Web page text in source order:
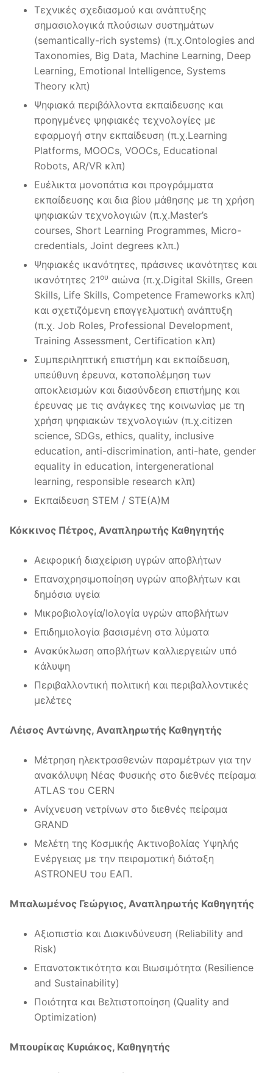
Τεχνικές σχεδιασμού και ανάπτυξης
σημασιολογικά πλούσιων συστημάτων
(semantically-rich systems) (π.χ.Ontologies and
Taxonomies, Big Data, Machine Learning, Deep
Learning, Emotional Intelligence, Systems
Theory κλπ)
Ψηφιακά περιβάλλοντα εκπαίδευσης και
προηγμένες ψηφιακές τεχνολογίες με
εφαρμογή στην εκπαίδευση (π.χ.Learning
Platforms, MOOCs, VOOCs, Educational
Robots, AR/VR κλπ)
Ευέλικτα μονοπάτια και προγράμματα
εκπαίδευσης και δια βίου μάθησης με τη χρήση
ψηφιακών τεχνολογιών (π.χ.Master’s
courses, Short Learning Programmes, Micro-
credentials, Joint degrees κλπ.)
Ψηφιακές ικανότητες, πράσινες ικανότητες και
ικανότητες 21ου αιώνα (π.χ.Digital Skills, Green
Skills, Life Skills, Competence Frameworks κλπ)
και σχετιζόμενη επαγγελματική ανάπτυξη
(π.χ. Job Roles, Professional Development,
Training Assessment, Certification κλπ)
Συμπεριληπτική επιστήμη και εκπαίδευση,
υπεύθυνη έρευνα, καταπολέμηση των
αποκλεισμών και διασύνδεση επιστήμης και
έρευνας με τις ανάγκες της κοινωνίας με τη
χρήση ψηφιακών τεχνολογιών (π.χ.citizen
science, SDGs, ethics, quality, inclusive
education, anti-discrimination, anti-hate, gender
equality in education, intergenerational
learning, responsible research κλπ)
Εκπαίδευση STEM / STE(A)M
Κόκκινος Πέτρος, Αναπληρωτής Καθηγητής
Αειφορική διαχείριση υγρών αποβλήτων
Επαναχρησιμοποίηση υγρών αποβλήτων και
δημόσια υγεία
Μικροβιολογία/Ιολογία υγρών αποβλήτων
Επιδημιολογία βασισμένη στα λύματα
Ανακύκλωση αποβλήτων καλλιεργειών υπό
κάλυψη
Περιβαλλοντική πολιτική και περιβαλλοντικές
μελέτες
Λέισος Αντώνης, Αναπληρωτής Καθηγητής
Μέτρηση ηλεκτρασθενών παραμέτρων για την
ανακάλυψη Νέας Φυσικής στο διεθνές πείραμα
ATLAS του CERN
Ανίχνευση νετρίνων στο διεθνές πείραμα
GRAND
Μελέτη της Κοσμικής Ακτινοβολίας Υψηλής
Ενέργειας με την πειραματική διάταξη
ASTRONEU του ΕΑΠ.
Μπαλωμένος Γεώργιος, Αναπληρωτής Καθηγητής
Αξιοπιστία και Διακινδύνευση (Reliability and
Risk)
Επανατακτικότητα και Βιωσιμότητα (Resilience
and Sustainability)
Ποιότητα και Βελτιστοποίηση (Quality and
Optimization)
Μπουρίκας Κυριάκος, Καθηγητής